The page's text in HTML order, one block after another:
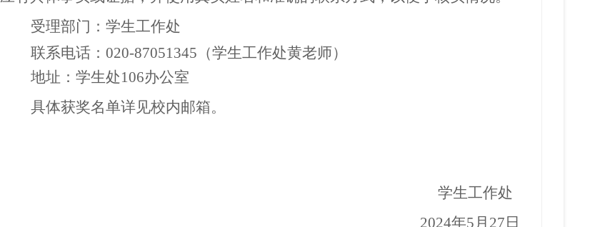
受理部门：学生工作处
联系电话： 020-87051345 （学生工作处黄老师）
地址：学生处106办公室
具体获奖名单详见校内邮箱。
学生工作处
2024年5月 27 日